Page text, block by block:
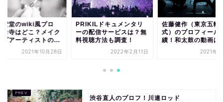
宏堂のwiki風プロ
お寺はどこ？メイク
プアーティストの...
2021年10月28日
PRIKILドキュメンタリ
ーの配信サービスは？無
料視聴方法も調査！
2022年2月11日
佐藤健作（東京五輪
式）のプロフィール
績！和太鼓の動画は
2021年8
渋谷直人のプロフ！川連ロッド